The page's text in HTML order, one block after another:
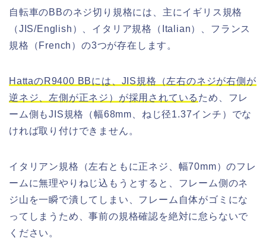
自転車のBBのネジ切り規格には、主にイギリス規格
（JIS/English）、イタリア規格（Italian）、フランス
規格（French）の3つが存在します。
HattaのR9400 BBには、JIS規格（左右のネジが右側が
逆ネジ、左側が正ネジ）が採用されている ため、フレ
ーム側もJIS規格（幅68mm、ねじ径1.37インチ）でな
ければ取り付けできません。
イタリアン規格（左右ともに正ネジ、幅70mm）のフレ
ームに無理やりねじ込もうとすると、フレーム側のネ
ジ山を一瞬で潰してしまい、フレーム自体がゴミにな
ってしまうため、事前の規格確認を絶対に怠らないで
ください。